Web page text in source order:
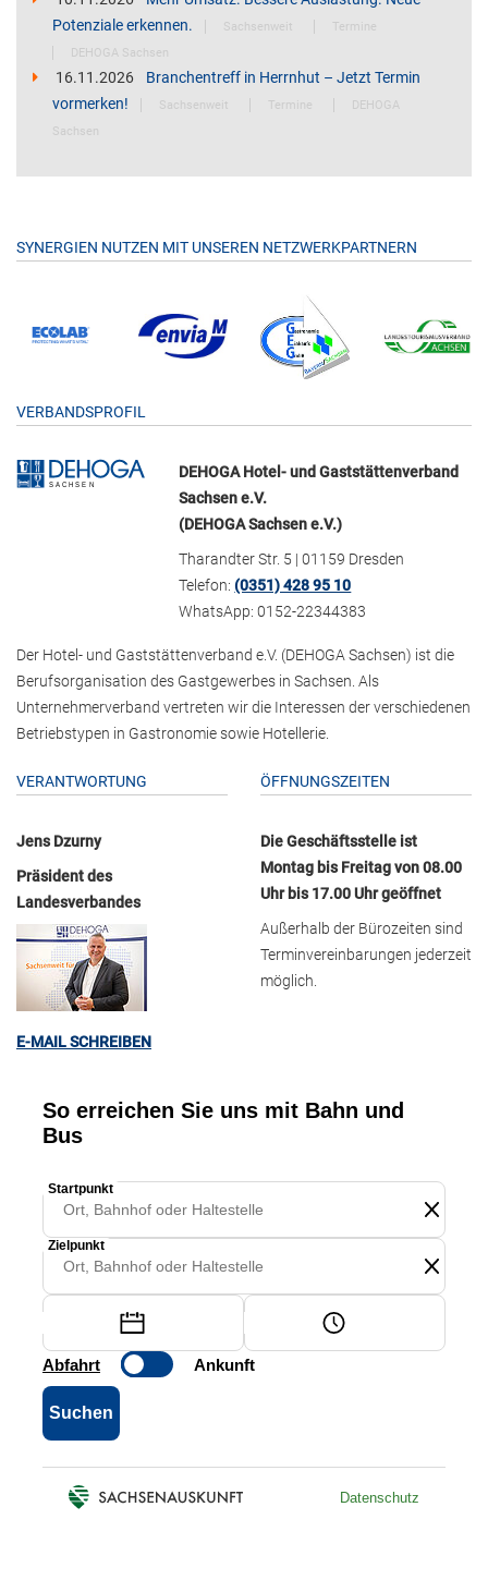
Potenziale erkennen.
Sachsenweit
Termine
DEHOGA Sachsen
16.11.2026
Branchentreff in Herrnhut – Jetzt Termin
vormerken!
Sachsenweit Termine
DEHOGA
Sachsen
SYNERGIEN NUTZEN MIT UNSEREN NETZWERKPARTNERN
VERBANDSPROFIL
DEHOGA Hotel- und Gaststättenverband
Sachsen e.V.
(DEHOGA Sachsen e.V.)
Tharandter Str. 5 | 01159 Dresden
Telefon:(0351) 428 95 10
WhatsApp: 0152-22344383
Der Hotel- und Gaststättenverband e.V. (DEHOGA Sachsen) ist die
Berufsorganisation des Gastgewerbes in Sachsen. Als
Unternehmerverband vertreten wir die Interessen der verschiedenen
Betriebstypen in Gastronomie sowie Hotellerie.
VERANTWORTUNG
Jens Dzurny
Präsident des
Landesverbandes
E-MAIL SCHREIBEN
ÖFFNUNGSZEITEN
Die Geschäftsstelle ist
Montag bis Freitag von 08.00
Uhr bis 17.00 Uhr geöffnet
Außerhalb der Bürozeiten sind
Terminvereinbarungen jederzeit
möglich.